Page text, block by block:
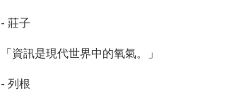
- 莊子
「資訊是現代世界中的氧氣。」
- 列根